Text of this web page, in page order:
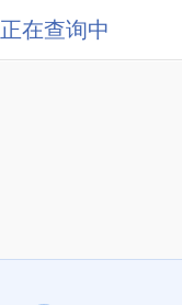
正在查询中